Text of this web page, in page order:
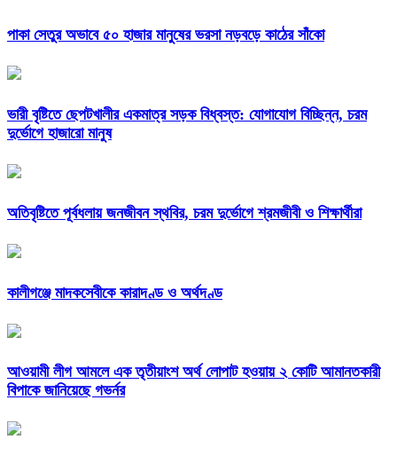
পাকা সেতুর অভাবে ৫০ হাজার মানুষের ভরসা নড়বড়ে কাঠের সাঁকো
ভারী বৃষ্টিতে ছেপটখালীর একমাত্র সড়ক বিধ্বস্ত: যোগাযোগ বিচ্ছিন্ন, চরম
দুর্ভোগে হাজারো মানুষ
অতিবৃষ্টিতে পূর্বধলায় জনজীবন স্থবির, চরম দুর্ভোগে শ্রমজীবী ও শিক্ষার্থীরা
কালীগঞ্জে মাদকসেবীকে কারাদণ্ড ও অর্থদণ্ড
আওয়ামী লীগ আমলে এক তৃতীয়াংশ অর্থ লোপাট হওয়ায় ২ কোটি আমানতকারী
বিপাকে জানিয়েছে গভর্নর